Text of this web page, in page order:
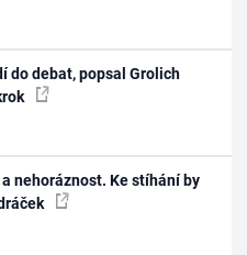
do debat, popsal Grolich
nehoráznost. Ke stíhání by